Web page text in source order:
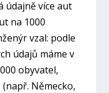
údajně více aut
na 1000
vzal: podle
údajů máme v
obyvatel,
Německo,